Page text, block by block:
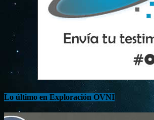
Lo último en Exploración OVNI